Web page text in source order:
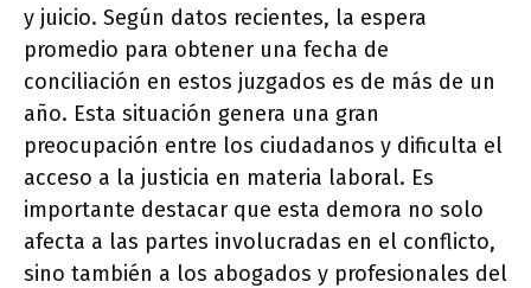
y juicio. Según datos recientes, la espera
promedio para obtener una fecha de
conciliación en estos juzgados es de más de un
año. Esta situación genera una gran
preocupación entre los ciudadanos y dificulta el
acceso a la justicia en materia laboral. Es
importante destacar que esta demora no solo
afecta a las partes involucradas en el conflicto,
sino también a los abogados y profesionales del